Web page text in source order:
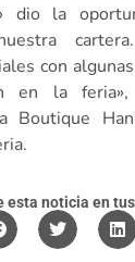
dio la
con
en la feria»,
Boutique
esta noticia en